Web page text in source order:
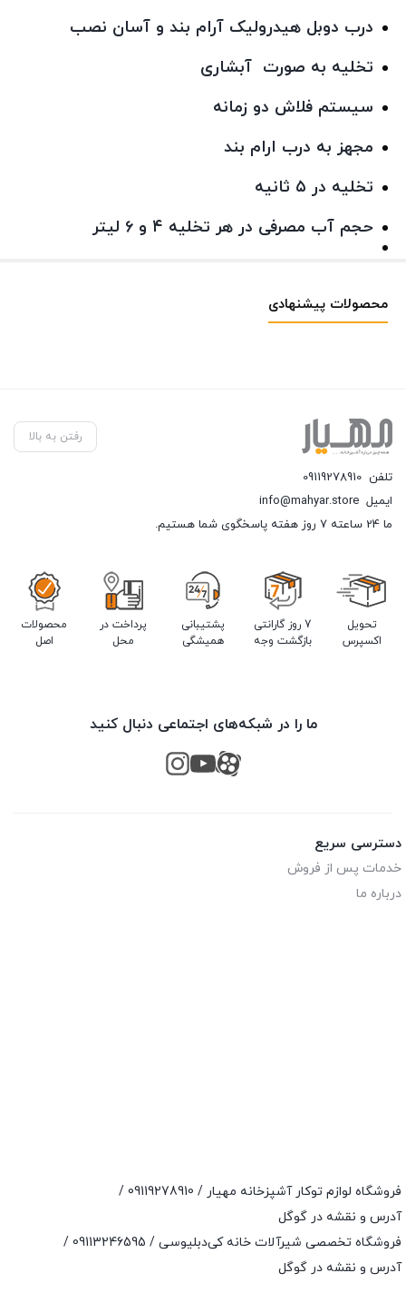
درب دوبل هیدرولیک آرام بند و آسان نصب
تخلیه به صورت آبشاری
سیستم فلاش دو زمانه
مجهز به درب ارام بند
تخلیه در ۵ ثانیه
حجم آب مصرفی در هر تخلیه ۴ و ۶ لیتر
محصولات پیشنهادی
رفتن به بالا
تلفن 09119278910
ایمیل info@mahyar.store
ما 24 ساعته 7 روز هفته پاسخگوی شما هستیم.
تحویل
اکسپرس
7 روز گارانتی
بازگشت وجه
پشتیبانی
همیشگی
پرداخت در
محل
محصولات
اصل
ما را در شبکه‌های اجتماعی دنبال کنید
دسترسی سریع
خدمات پس از فروش
درباره ما
فروشگاه لوازم توکار آشپزخانه مهیار / 09119278910
/
آدرس و نقشه در گوگل
فروشگاه تخصصی شیرآلات خانه کی‌دبلیوسی / 09113246595
/
آدرس و نقشه در گوگل